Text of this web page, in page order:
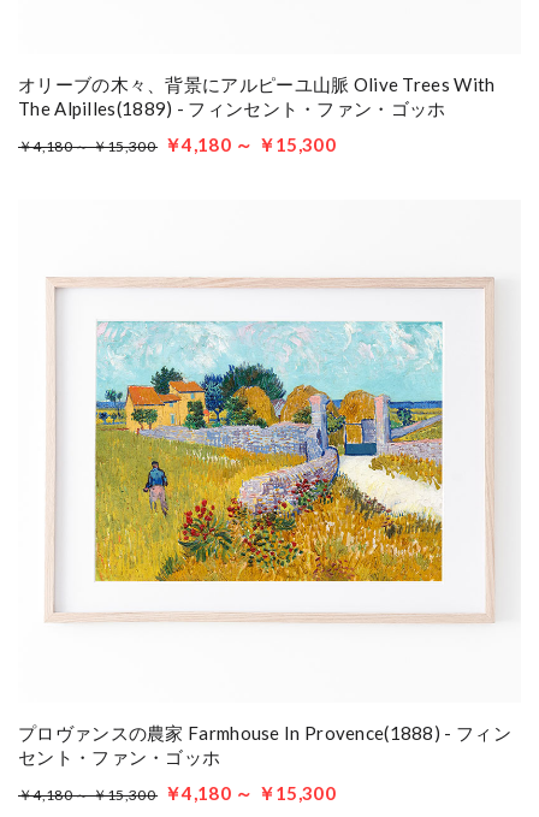
オリーブの木々、背景にアルピーユ山脈 Olive Trees With
The Alpilles(1889) - フィンセント・ファン・ゴッホ
￥4,180 ～ ￥15,300 ￥4,180 ～ ￥15,300
プロヴァンスの農家 Farmhouse In Provence(1888) - フィン
セント・ファン・ゴッホ
￥4,180 ～ ￥15,300 ￥4,180 ～ ￥15,300